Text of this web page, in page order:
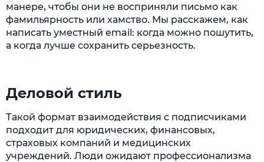
манере, чтобы они не восприняли письмо как
фамильярность или хамство. Мы расскажем, как
написать уместный email: когда можно пошутить,
а когда лучше сохранить серьезность.
Деловой стиль
Такой формат взаимодействия с подписчиками
подходит для юридических, финансовых,
страховых компаний и медицинских
учреждений. Люди ожидают профессионализма